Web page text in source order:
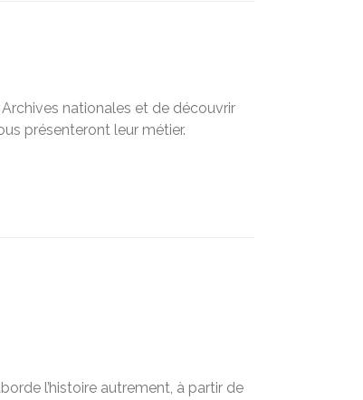
nationales et de découvrir
présenteront leur métier.
l’histoire autrement, à partir de